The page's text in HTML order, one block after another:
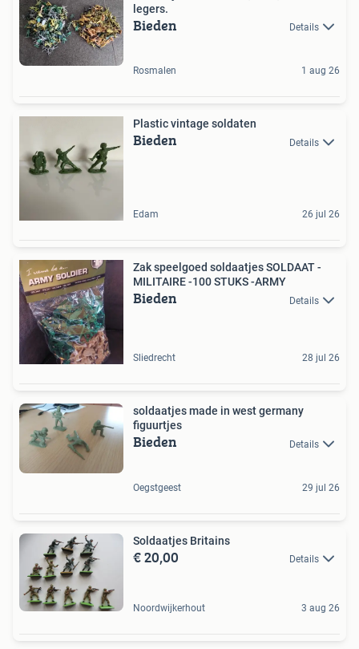
legers.
Bieden Details
Rosmalen 1 aug 26
Plastic vintage soldaten
Bieden Details
Edam 26 jul 26
Zak speelgoed soldaatjes SOLDAAT -
MILITAIRE -100 STUKS -ARMY
Bieden Details
Sliedrecht 28 jul 26
soldaatjes made in west germany
figuurtjes
Bieden Details
Oegstgeest 29 jul 26
Soldaatjes Britains
€ 20,00 Details
Noordwijkerhout 3 aug 26